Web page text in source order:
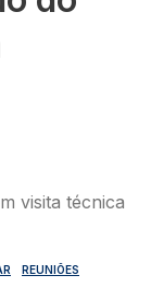
REUNIÕES